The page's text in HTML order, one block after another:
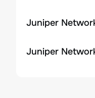
Juniper
Juniper